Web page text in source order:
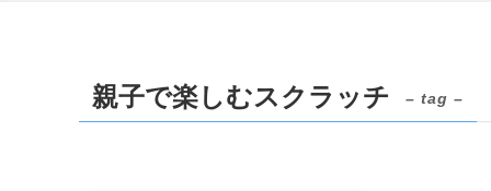
親子で楽しむスクラッチ – tag –